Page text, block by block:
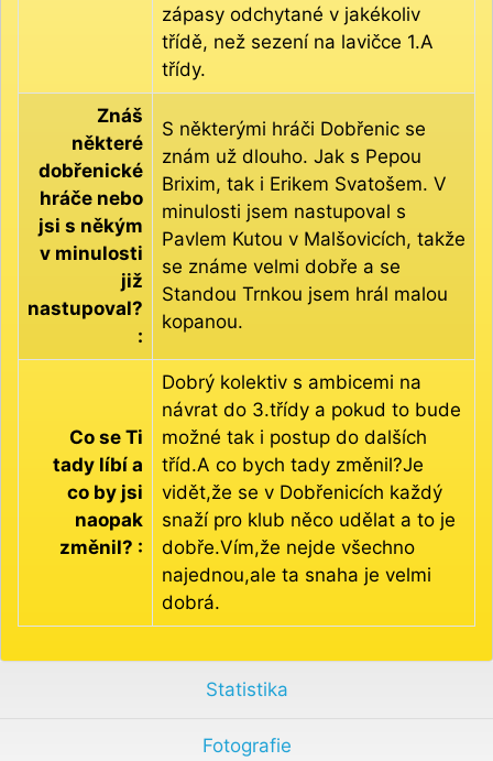
zápasy odchytané v jakékoliv
třídě, než sezení na lavičce 1.A
třídy.
Znáš
některé
dobřenické
hráče nebo
jsi s někým
v minulosti
již
nastupoval?
:
S některými hráči Dobřenic se
znám už dlouho. Jak s Pepou
Brixim, tak i Erikem Svatošem. V
minulosti jsem nastupoval s
Pavlem Kutou v Malšovicích, takže
se známe velmi dobře a se
Standou Trnkou jsem hrál malou
kopanou.
Co se Ti
tady líbí a
co by jsi
naopak
změnil? :
Dobrý kolektiv s ambicemi na
návrat do 3.třídy a pokud to bude
možné tak i postup do dalších
tříd.A co bych tady změnil?Je
vidět,že se v Dobřenicích každý
snaží pro klub něco udělat a to je
dobře.Vím,že nejde všechno
najednou,ale ta snaha je velmi
dobrá.
Statistika
Fotografie